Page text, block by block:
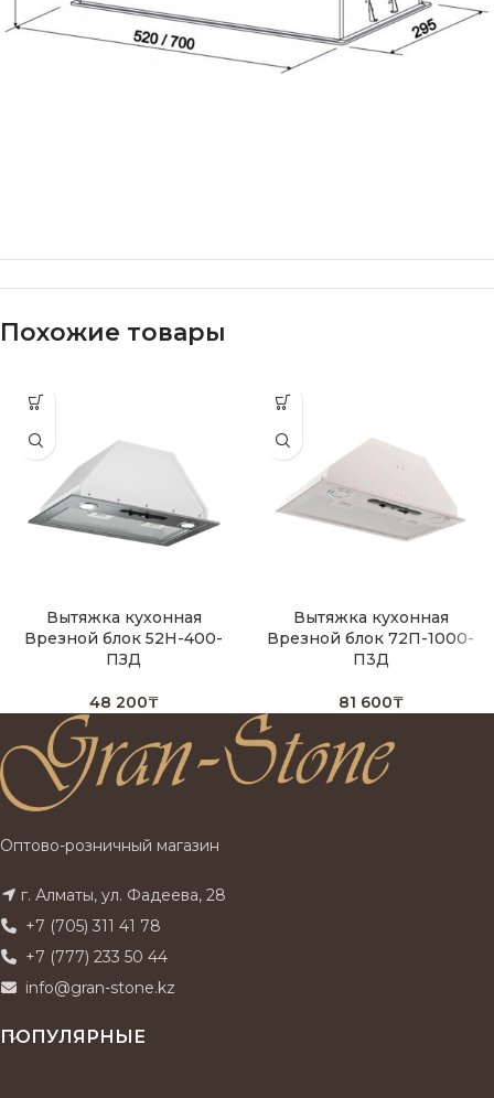
Похожие товары
Вытяжка кухонная
Врезной блок 52Н-400-
ПЗД
48 200₸
Вытяжка кухонная
Врезной блок 72П-1000-
П3Д
81 600₸
Оптово-розничный магазин
г. Алматы, ул. Фадеева, 28
+7 (705) 311 41 78
+7 (777) 233 50 44
info@gran-stone.kz
ПОПУЛЯРНЫЕ